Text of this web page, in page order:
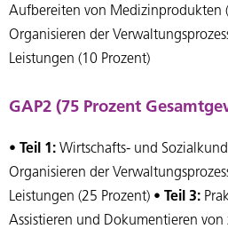
Aufbereiten von Medizinprodukten
Organisieren der
Leistungen (10 Prozent)
GAP2 (75 Prozent
• Teil 1: Wirtschafts- und
Organisieren der
Leistungen (25 Prozent) •
Teil 3:
Assistieren und Dokumentieren von